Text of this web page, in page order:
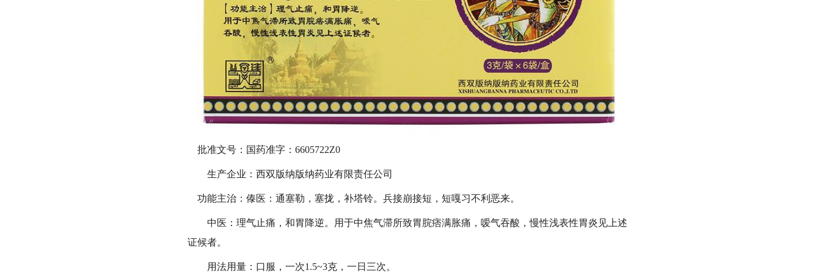
批准文号：国药准字：6605722Z0
生产企业：西双版纳版纳药业有限责任公司
功能主治：傣医：通塞勒，塞拢，补塔铃。兵接崩接短，短嘎习不利恶来。
中医：理气止痛，和胃降逆。用于中焦气滞所致胃脘痞满胀痛，嗳气吞酸，慢性浅表性胃炎见上述
证候者。
用法用量：口服，一次1.5~3克，一日三次。